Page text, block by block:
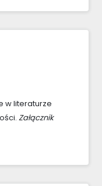
w literaturze
Załącznik